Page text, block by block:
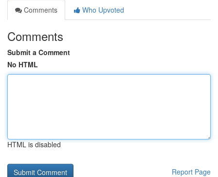
Comments
Who Upvoted
Comments
Submit a Comment
No HTML
HTML is disabled
Report Page